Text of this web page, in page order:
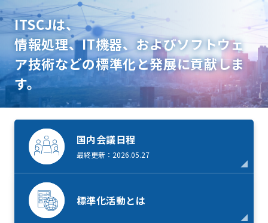
ITSCJは、
情報処理、IT機器、およびソフトウェ
ア技術などの標準化と発展に貢献しま
す。
国内会議日程
最終更新：2026.05.27
標準化活動とは